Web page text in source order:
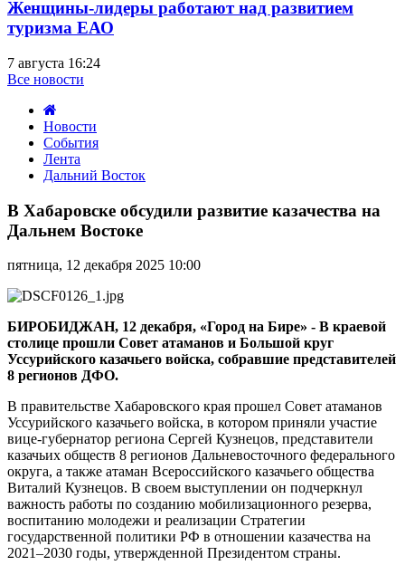
Женщины-лидеры работают над развитием
туризма ЕАО
7 августа 16:24
Все новости
Новости
События
Лента
Дальний Восток
Хабаровске
обсудили
развитие
на
Дальнем
Востоке
В Хабаровске обсудили развитие казачества на
Дальнем Востоке
пятница, 12 декабря 2025 10:00
БИРОБИДЖАН, 12 декабря, «Город на Бире» - В краевой
столице прошли Совет атаманов и Большой круг
Уссурийского казачьего войска, собравшие представителей
8 регионов ДФО.
В правительстве Хабаровского края прошел Совет атаманов
Уссурийского казачьего войска, в котором приняли участие
вице-губернатор региона Сергей Кузнецов, представители
казачьих обществ 8 регионов Дальневосточного федерального
округа, а также атаман Всероссийского казачьего общества
Виталий Кузнецов. В своем выступлении он подчеркнул
важность работы по созданию мобилизационного резерва,
воспитанию молодежи и реализации Стратегии
государственной политики РФ в отношении казачества на
2021–2030 годы, утвержденной Президентом страны.